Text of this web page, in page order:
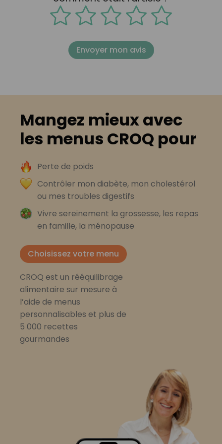
Envoyer mon avis
Mangez mieux avec
les menus CROQ pour
Perte de poids
Contrôler mon diabète, mon cholestérol
ou mes troubles digestifs
Vivre sereinement la grossesse, les repas
en famille, la ménopause
Choisissez votre menu
CROQ est un rééquilibrage
alimentaire sur mesure à
l’aide de menus
personnalisables et plus de
5 000 recettes
gourmandes